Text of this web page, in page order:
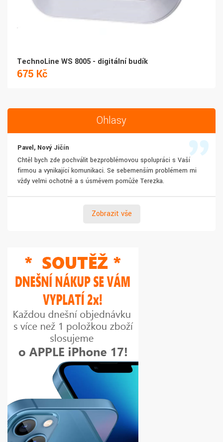
TechnoLine WS 8005 - digitální budík
675 Kč
Ohlasy
Pavel, Nový Jičín
Chtěl bych zde pochválit bezproblémovou spolupráci s Vaší
firmou a vynikající komunikaci. Se sebemenším problémem mi
vždy velmi ochotně a s úsměvem pomůže Terezka.
Zobrazit vše